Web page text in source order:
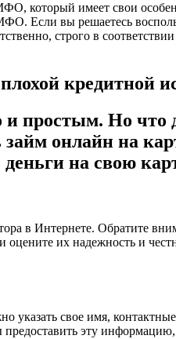
который имеет свои
Если вы решаетесь
строго в
кредитной
простым. Но что
онлайн на
на свою
в Интернете. Обратите
их надежность и
указать свое имя,
эту